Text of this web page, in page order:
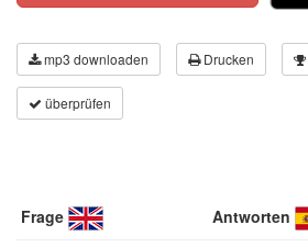
mp3 downloaden Drucken
überprüfen
Frage Antworten